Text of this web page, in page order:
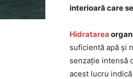
interioară care
Hidratarea
suficientă apă și
senzație intensă
acest lucru